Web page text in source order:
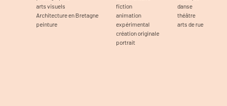
arts visuels
Architecture en Bretagne
peinture
fiction
animation
expérimental
création originale
portrait
danse
théâtre
arts de rue